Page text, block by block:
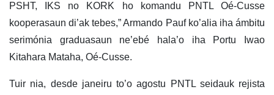
PSHT, IKS no KORK ho komandu PNTL Oé-Cusse
kooperasaun di’ak tebes,” Armando Pauf ko’alia iha ámbitu
serimónia graduasaun ne’ebé hala’o iha Portu Iwao
Kitahara Mataha, Oé-Cusse.
Tuir nia, desde janeiru to’o agostu PNTL seidauk rejista